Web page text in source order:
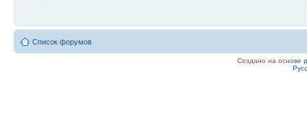
Список форумов
Создано на основе